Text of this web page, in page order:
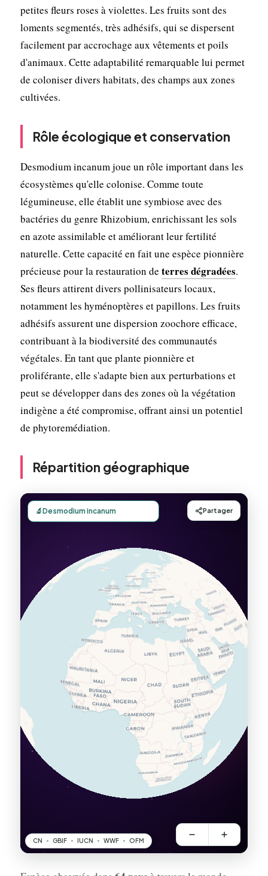
petites fleurs roses à violettes. Les fruits sont des
loments segmentés, très adhésifs, qui se dispersent
facilement par accrochage aux vêtements et poils
d'animaux. Cette adaptabilité remarquable lui permet
de coloniser divers habitats, des champs aux zones
cultivées.
Rôle écologique et conservation
Desmodium incanum joue un rôle important dans les
écosystèmes qu'elle colonise. Comme toute
légumineuse, elle établit une symbiose avec des
bactéries du genre Rhizobium, enrichissant les sols
en azote assimilable et améliorant leur fertilité
naturelle. Cette capacité en fait une espèce pionnière
précieuse pour la restauration de terres dégradées.
Ses fleurs attirent divers pollinisateurs locaux,
notamment les hyménoptères et papillons. Les fruits
adhésifs assurent une dispersion zoochore efficace,
contribuant à la biodiversité des communautés
végétales. En tant que plante pionnière et
proliférante, elle s'adapte bien aux perturbations et
peut se développer dans des zones où la végétation
indigène a été compromise, offrant ainsi un potentiel
de phytoremédiation.
Répartition géographique